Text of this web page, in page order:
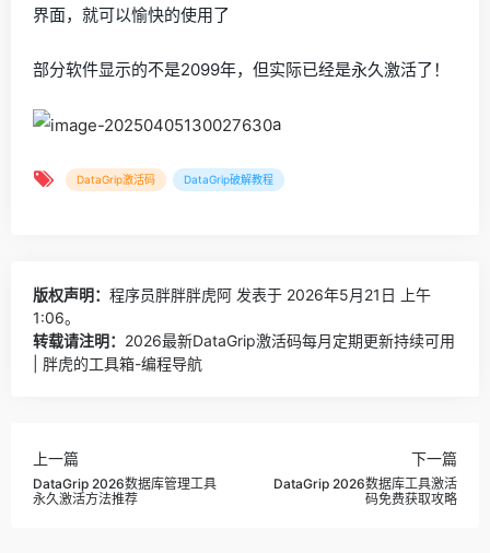
界面，就可以愉快的使用了
部分软件显示的不是2099年，但实际已经是永久激活了！
a
DataGrip激活码 DataGrip破解教程
版权声明： 程序员胖胖胖虎阿 发表于 2026年5月21日 上午
1:06。
转载请注明： 2026最新DataGrip激活码每月定期更新持续可用
| 胖虎的工具箱-编程导航
上一篇
DataGrip 2026数据库管理工具
永久激活方法推荐
下一篇
DataGrip 2026数据库工具激活
码免费获取攻略